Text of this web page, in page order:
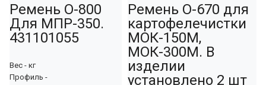
Ремень О-800
Для МПР-350.
431101055
Вес - кг
Профиль -
Ремень О-670 для
картофелечистки
МОК-150М,
МОК-300М. В
изделии
установлено 2 шт